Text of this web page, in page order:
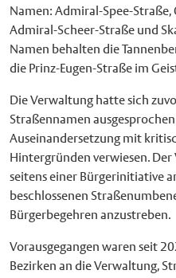
Namen: Admiral-Spee-
Admiral-Scheer-Straße und
Namen behalten die
die Prinz-Eugen-Straße im
Die Verwaltung hatte sich
Straßennamen
Auseinandersetzung mit
Hintergründen verwiesen.
seitens einer Bürgerinitiative
beschlossenen
Bürgerbegehren anzustreben.
Vorausgegangen waren seit
Bezirken an die Verwaltung,